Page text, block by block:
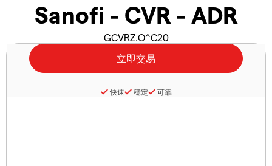
Sanofi - CVR - ADR
GCVRZ.O^C20
快速 穩定 可靠